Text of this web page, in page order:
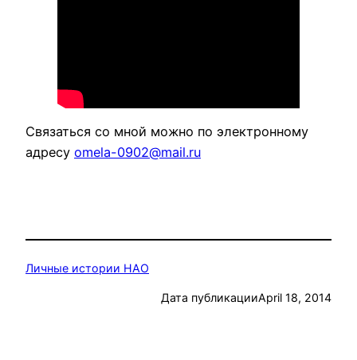
Связаться со мной можно по электронному
адресу omela-0902@mail.ru
Личные истории НАО
Дата публикацииApril 18, 2014